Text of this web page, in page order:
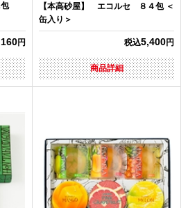
円
【本高砂屋】 エコルセ ８４包 ＜
缶入り＞
税込5,400円
商品詳細